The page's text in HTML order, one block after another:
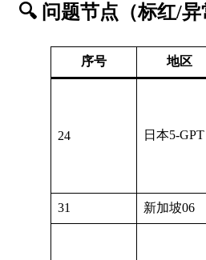
🔍 问题节点（标红/异
序号 地区
24 日本5-GPT
31 新加坡06